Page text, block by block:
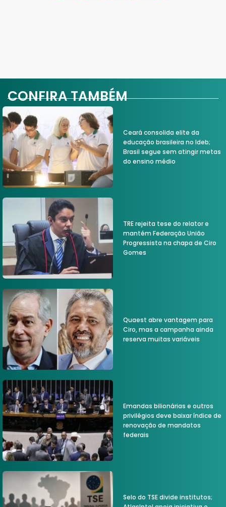
CONFIRA TAMBÉM
Ceará consolida elite da
educação brasileira no Ideb;
Brasil segue sem atingir metas
do ensino médio
TRE rejeita tese do relator e
mantém Federação União
Progressista na chapa de Ciro
Gomes
Quaest abre vantagem para
Ciro, mas a campanha ainda
reserva muitas variáveis
Emandas bilionárias e outros
privilégios deve baixar índice de
renovação de mandatos
federais
Selo do TSE divide institutos;